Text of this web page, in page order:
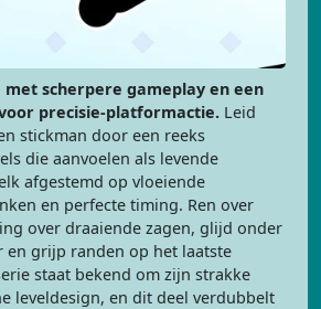
scherpere gameplay en een
precisie-platformactie. Leid
stickman door een reeks
die aanvoelen als levende
afgestemd op vloeiende
en perfecte timing. Ren over
over draaiende zagen, glijd onder
grijp randen op het laatste
staat bekend om zijn strakke
leveldesign, en dit deel verdubbelt